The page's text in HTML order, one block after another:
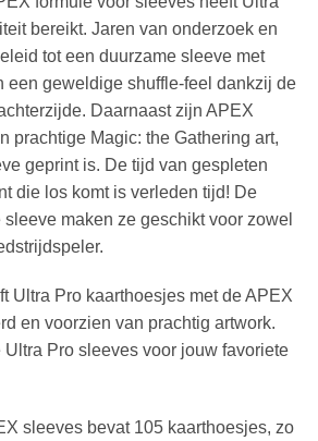
bereikt. Jaren van onderzoek en
tot een duurzame sleeve met
een geweldige shuffle-feel dankzij de
Daarnaast zijn APEX
prachtige Magic: the Gathering art,
geprint is. De tijd van gespleten
die los komt is verleden tijd! De
maken ze geschikt voor zowel
Ultra Pro kaarthoesjes met de APEX
en voorzien van prachtig artwork.
Pro sleeves voor jouw favoriete
sleeves bevat 105 kaarthoesjes, zo